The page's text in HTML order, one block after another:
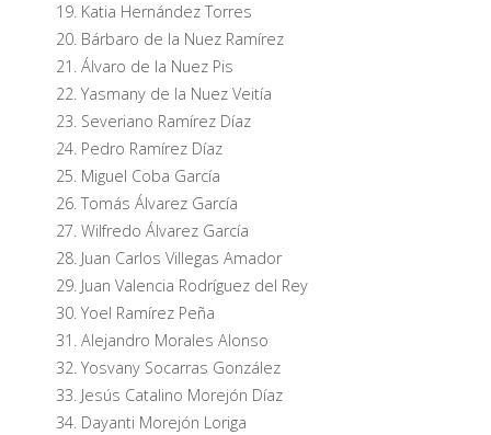
Katia Hernández Torres
Bárbaro de la Nuez Ramírez
Álvaro de la Nuez Pis
Yasmany de la Nuez Veitía
Severiano Ramírez Díaz
Pedro Ramírez Díaz
Miguel Coba García
Tomás Álvarez García
Wilfredo Álvarez García
Juan Carlos Villegas Amador
Juan Valencia Rodríguez del Rey
Yoel Ramírez Peña
Alejandro Morales Alonso
Yosvany Socarras González
Jesús Catalino Morejón Díaz
Dayanti Morejón Loriga